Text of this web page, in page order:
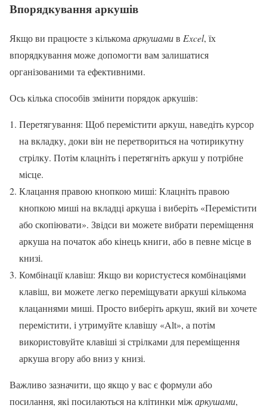
Впорядкування аркушів
Якщо ви працюєте з кількома аркушамив Excel, їх
впорядкування може допомогти вам залишатися
організованими та ефективними.
Ось кілька способів змінити порядок аркушів:
Перетягування: Щоб перемістити аркуш, наведіть курсор
на вкладку, доки він не перетвориться на чотирикутну
стрілку. Потім клацніть і перетягніть аркуш у потрібне
місце.
Клацання правою кнопкою миші: Клацніть правою
кнопкою миші на вкладці аркуша і виберіть «Перемістити
або скопіювати». Звідси ви можете вибрати переміщення
аркуша на початок або кінець книги, або в певне місце в
книзі.
Комбінації клавіш: Якщо ви користуєтеся комбінаціями
клавіш, ви можете легко переміщувати аркуші кількома
клацаннями миші. Просто виберіть аркуш, який ви хочете
перемістити, і утримуйте клавішу «Alt», а потім
використовуйте клавіші зі стрілками для переміщення
аркуша вгору або вниз у книзі.
Важливо зазначити, що якщо у вас є формули або
посилання, які посилаються на клітинки міжаркушами,